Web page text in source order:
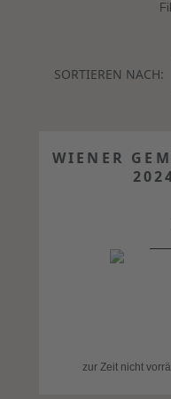
SORTIEREN NACH:
WIENER
zur Zeit nicht